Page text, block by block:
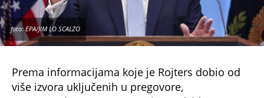
foto: EPA/JIM LO SCALZO
Prema informacijama koje je Rojters dobio od
više izvora uključenih u pregovore,